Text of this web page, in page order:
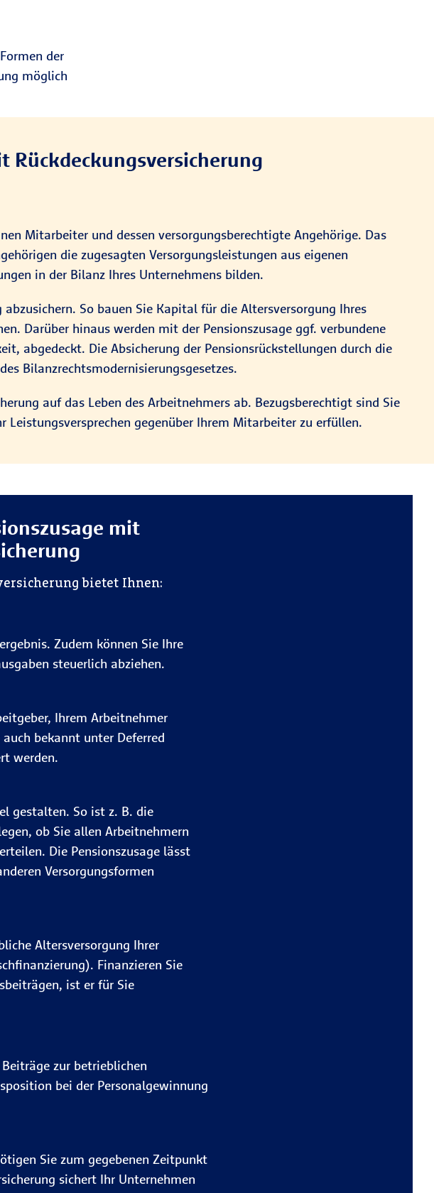
der
möglich
Mitarbeiter und dessen versorgungsberechtigte Angehörige. Das
die zugesagten Versorgungsleistungen aus eigenen
in der Bilanz Ihres Unternehmens bilden.
So bauen Sie Kapital für die Altersversorgung Ihres
Darüber hinaus werden mit der Pensionszusage ggf. verbundene
abgedeckt. Die Absicherung der Pensionsrückstellungen durch die
Bilanzrechtsmodernisierungsgesetzes.
auf das Leben des Arbeitnehmers ab. Bezugsberechtigt sind Sie
gegenüber Ihrem Mitarbeiter zu erfüllen.
mit
bietet Ihnen:
Zudem können Sie Ihre
steuerlich abziehen.
Ihrem Arbeitnehmer
bekannt unter Deferred
werden.
gestalten. So ist z. B. die
ob Sie allen Arbeitnehmern
Die Pensionszusage lässt
Versorgungsformen
Altersversorgung Ihrer
Finanzieren Sie
ist er für Sie
zur betrieblichen
bei der Personalgewinnung
Sie zum gegebenen Zeitpunkt
sichert Ihr Unternehmen